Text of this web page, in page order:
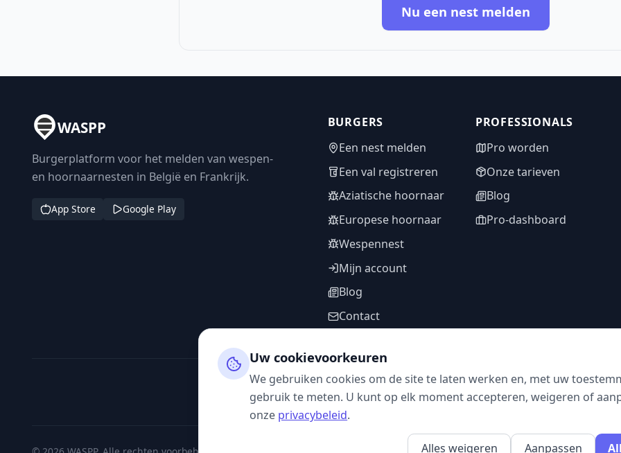
Nu een nest melden
WASPP
Burgerplatform voor het melden van wespen-
en hoornaarnesten in België en Frankrijk.
App Store Google Play
BURGERS
Een nest melden
Een val registreren
Aziatische hoornaar
Europese hoornaar
Wespennest
Mijn account
Blog
Contact
PROFESSIONALS
Pro worden
Onze tarieven
Blog
Pro-dashboard
VOLG ONS
Uw cookievoorkeuren
We gebruiken cookies om de site te laten werken en, met uw
gebruik te meten. U kunt op elk moment accepteren, weigeren of
onze privacybeleid.
Alles weigeren Aanpassen